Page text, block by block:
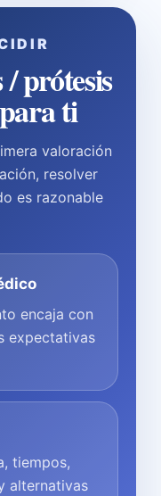
prótesis
ti
valoración
resolver
es razonable
encaja con
expectativas
tiempos,
alternativas